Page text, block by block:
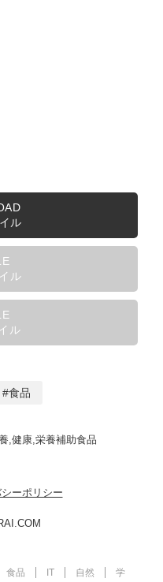
ル
ル
ル
食品
,健康,栄養補助食品
ーポリシー
食品 IT 自然 学